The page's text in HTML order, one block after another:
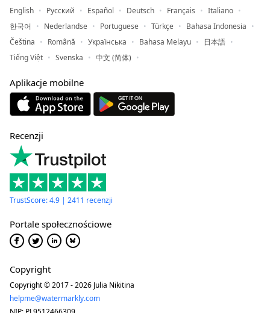
English Русский Español Deutsch Français
Italiano
한국어
Nederlandse Portuguese Türkçe
Bahasa Indonesia
Čeština
Română Українська Bahasa Melayu
日本語
Tiếng Việt
Svenska 中文 (简体)
Aplikacje mobilne
Recenzji
TrustScore: 4.9 | 2411 recenzji
Portale społecznościowe
Copyright
Copyright © 2017 - 2026 Julia Nikitina
helpme@watermarkly.com